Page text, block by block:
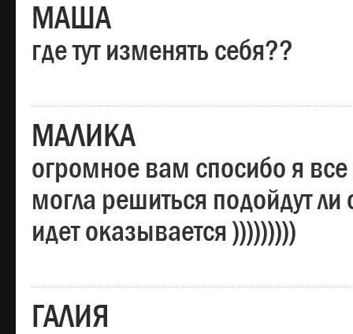
МАША
где тут изменять себя??
МАЛИКА
огромное вам спосибо я
могла решиться подойдут ли
идет оказывается )))))))))
ГАЛИЯ